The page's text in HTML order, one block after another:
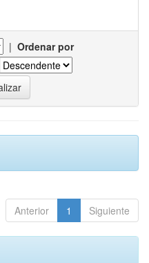
| Ordenar por
Anterior 1 Siguiente